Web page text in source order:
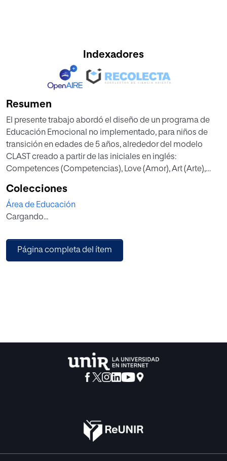
Indexadores
Resumen
El presente trabajo abordó el diseño de un programa de
Educación Emocional no implementado, para niños de
transición en edades de 5 años, alrededor del modelo
CLAST creado a partir de las iniciales en inglés:
Competences (Competencias), Love (Amor), Art (Arte),
que, en el primer capítulo, se establece el marco que
sustenta la importancia de implementar la educación
emocional, se plantea la situación actual en materia de
segundo capítulo, se presenta el marco teórico en el que
se exploran los fundamentos de la educación emocional,
Colecciones
Área de Educación
Cargando...
Página completa del ítem